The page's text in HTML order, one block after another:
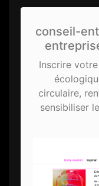
conseil-
Inscrire
circulaire,
sensibiliser